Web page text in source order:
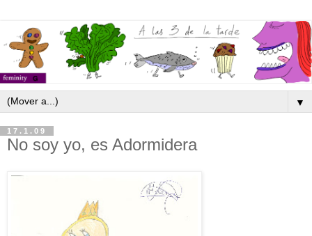
▼
17.1.09
No soy yo, es Adormidera